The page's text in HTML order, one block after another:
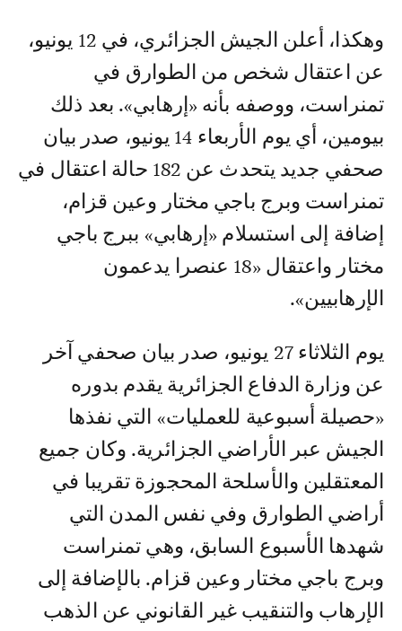
وهكذا، أعلن الجيش الجزائري، في 12 يونيو،
عن اعتقال شخص من الطوارق في
تمنراست، ووصفه بأنه «إرهابي». بعد ذلك
بيومين، أي يوم الأربعاء 14 يونيو، صدر بيان
صحفي جديد يتحدث عن 182 حالة اعتقال في
تمنراست وبرج باجي مختار وعين قزام،
إضافة إلى استسلام «إرهابي» ببرج باجي
مختار واعتقال «18 عنصرا يدعمون
الإرهابيين».
يوم الثلاثاء 27 يونيو، صدر بيان صحفي آخر
عن وزارة الدفاع الجزائرية يقدم بدوره
«حصيلة أسبوعية للعمليات» التي نفذها
الجيش عبر الأراضي الجزائرية. وكان جميع
المعتقلين والأسلحة المحجوزة تقريبا في
أراضي الطوارق وفي نفس المدن التي
شهدها الأسبوع السابق، وهي تمنراست
وبرج باجي مختار وعين قزام. بالإضافة إلى
الإرهاب والتنقيب غير القانوني عن الذهب